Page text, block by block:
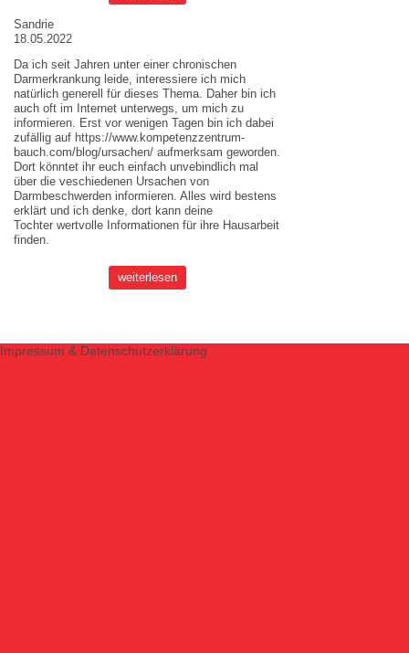
Sandrie
18.05.2022
Da ich seit Jahren unter einer chronischen
Darmerkrankung leide, interessiere ich mich
natürlich generell für dieses Thema. Daher bin ich
auch oft im Internet unterwegs, um mich zu
informieren. Erst vor wenigen Tagen bin ich dabei
zufällig auf https://www.kompetenzzentrum-
bauch.com/blog/ursachen/ aufmerksam geworden.
Dort könntet ihr euch einfach unvebindlich mal
über die veschiedenen Ursachen von
Darmbeschwerden informieren. Alles wird bestens
erklärt und ich denke, dort kann deine
Tochter wertvolle Informationen für ihre Hausarbeit
finden.
weiterlesen
Impressum & Datenschutzerklärung